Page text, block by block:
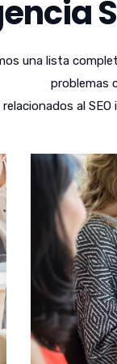
una lista
problemas
al